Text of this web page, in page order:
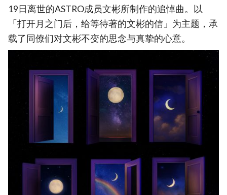
19日离世的ASTRO成员文彬所制作的追悼曲。以
「打开月之门后，给等待著的文彬的信」为主题，承
载了同僚们对文彬不变的思念与真挚的心意。